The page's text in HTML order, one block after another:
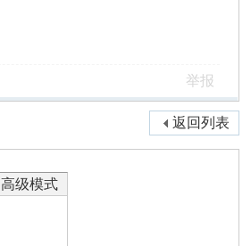
举报
返回列表
高级模式